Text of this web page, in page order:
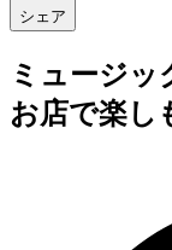
シェア
ミュージッ
お店で楽し